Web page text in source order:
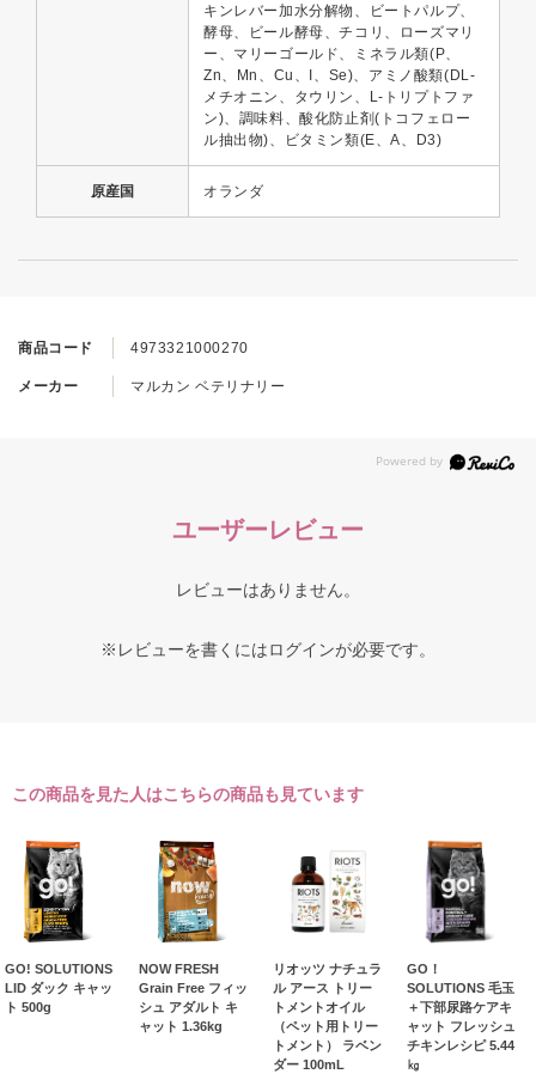
商品コード 4973321000270
メーカー マルカン ベテリナリー
キンレバー加水分解物、ビートパルプ、
酵母、ビール酵母、チコリ、ローズマリ
ー、マリーゴールド、ミネラル類(P、
Zn、Mn、Cu、I、Se)、アミノ酸類(DL-
メチオニン、タウリン、L-トリプトファ
ン)、調味料、酸化防止剤(トコフェロー
ル抽出物)、ビタミン類(E、A、D3)
原産国 オランダ
ユーザーレビュー
レビューはありません。
※レビューを書くにはログインが必要です。
この商品を見た人はこちらの商品も見ています
GO! SOLUTIONS
LID ダック キャッ
ト 500g
NOW FRESH
Grain Free フィッ
シュ アダルト キ
ャット 1.36kg
リオッツ ナチュラ
ル アース トリー
トメントオイル
（ペット用トリー
トメント） ラベン
ダー 100mL
GO！
SOLUTIONS 毛玉
＋下部尿路ケアキ
ャット フレッシュ
チキンレシピ 5.44
㎏